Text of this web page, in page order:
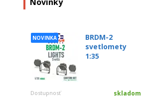
NOVINKA
BRDM-2
svetlomety
1:35
Dostupnosť skladom